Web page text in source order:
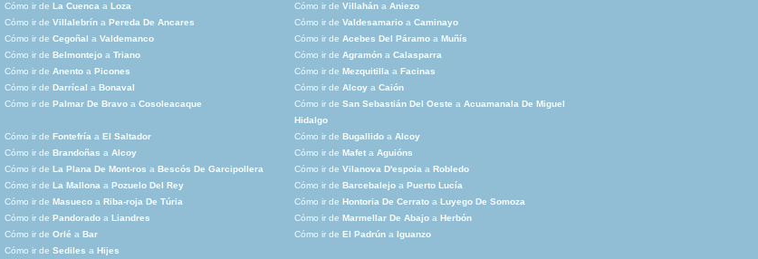
Cómo ir de La Cuenca a Loza Cómo ir de Villahán a Aniezo
Cómo ir de Villalebrín a Pereda De Ancares Cómo ir de Valdesamario a Caminayo
Cómo ir de Cegoñal a Valdemanco Cómo ir de Acebes Del Páramo a Muñís
Cómo ir de Belmontejo a Triano Cómo ir de Agramón a Calasparra
Cómo ir de Anento a Picones Cómo ir de Mezquitilla a Facinas
Cómo ir de Darrícal a Bonaval Cómo ir de Alcoy a Caión
Cómo ir de Palmar De Bravo a Cosoleacaque Cómo ir de San Sebastián Del Oeste a Acuamanala De Miguel
Hidalgo
Cómo ir de Fontefría a El Saltador Cómo ir de Bugallido a Alcoy
Cómo ir de Brandoñas a Alcoy Cómo ir de Mafet a Aguións
Cómo ir de La Plana De Mont-ros a Bescós De Garcipollera Cómo ir de Vilanova D'espoia a Robledo
Cómo ir de La Mallona a Pozuelo Del Rey Cómo ir de Barcebalejo a Puerto Lucía
Cómo ir de Masueco a Riba-roja De Túria Cómo ir de Hontoria De Cerrato a Luyego De Somoza
Cómo ir de Pandorado a Liandres Cómo ir de Marmellar De Abajo a Herbón
Cómo ir de Orlé a Bar Cómo ir de El Padrún a Iguanzo
Cómo ir de Sediles a Hijes